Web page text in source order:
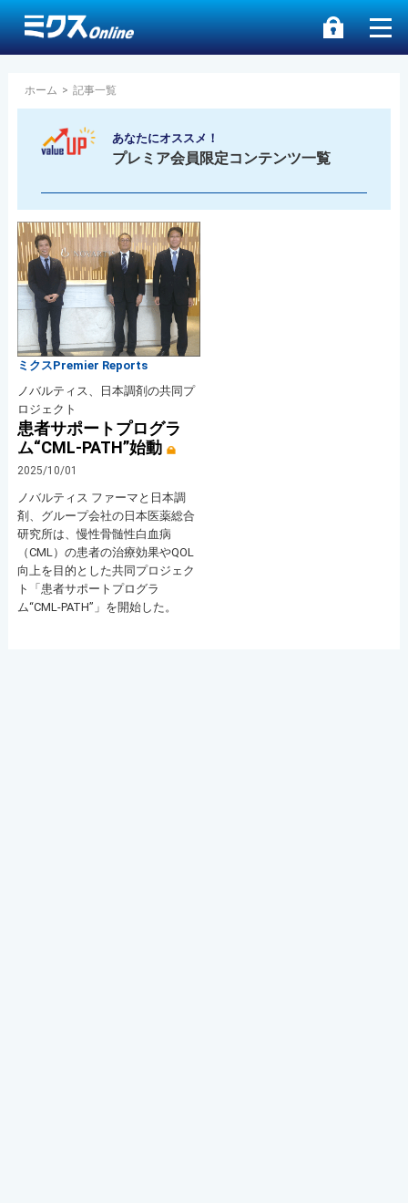
ホーム > 記事一覧
あなたにオススメ！
プレミア会員限定コンテンツ一覧
ミクスPremier Reports
ノバルティス、日本調剤の共同プ
ロジェクト
患者サポートプログラ
ム“CML-PATH”始動
2025/10/01
ノバルティス ファーマと日本調
剤、グループ会社の日本医薬総合
研究所は、慢性骨髄性白血病
（CML）の患者の治療効果やQOL
向上を目的とした共同プロジェク
ト「患者サポートプログラ
ム“CML-PATH”」を開始した。